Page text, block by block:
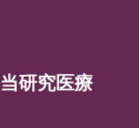
研究医療